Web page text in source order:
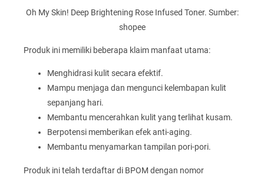
Oh My Skin! Deep Brightening Rose Infused Toner. Sumber:
shopee
Produk ini memiliki beberapa klaim manfaat utama:
Menghidrasi kulit secara efektif.
Mampu menjaga dan mengunci kelembapan kulit
sepanjang hari.
Membantu mencerahkan kulit yang terlihat kusam.
Berpotensi memberikan efek anti-aging.
Membantu menyamarkan tampilan pori-pori.
Produk ini telah terdaftar di BPOM dengan nomor